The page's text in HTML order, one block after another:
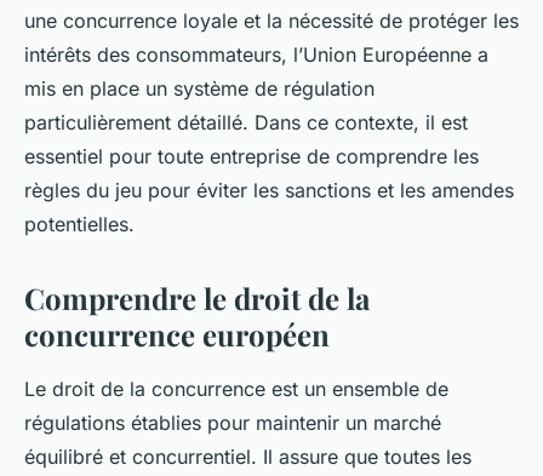
une concurrence loyale et la nécessité de protéger les
intérêts des consommateurs, l’Union Européenne a
mis en place un système de régulation
particulièrement détaillé. Dans ce contexte, il est
essentiel pour toute entreprise de comprendre les
règles du jeu pour éviter les sanctions et les amendes
potentielles.
Comprendre le droit de la
concurrence européen
Le droit de la concurrence est un ensemble de
régulations établies pour maintenir un marché
équilibré et concurrentiel. Il assure que toutes les